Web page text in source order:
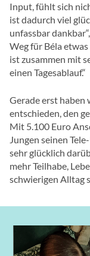
Input, fühlt sich
ist dadurch viel
unfassbar
Weg für Béla
ist zusammen mit
einen Tagesablauf.“
Gerade erst haben
entschieden, den
Mit 5.100 Euro
Jungen seinen
sehr glücklich
mehr Teilhabe,
schwierigen Alltag